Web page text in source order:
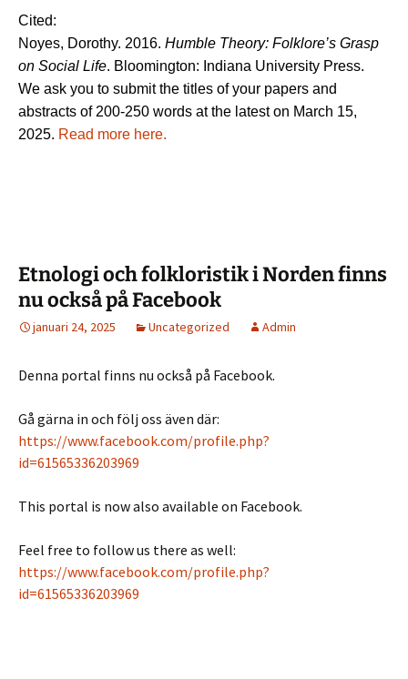
Cited:
Noyes, Dorothy. 2016. Humble Theory: Folklore’s Grasp
on Social Life. Bloomington: Indiana University Press.
We ask you to submit the titles of your papers and
abstracts of 200-250 words at the latest on March 15,
2025. Read more here.
Etnologi och folkloristik i Norden finns
nu också på Facebook
januari 24, 2025 Uncategorized Admin
Denna portal finns nu också på Facebook.
Gå gärna in och följ oss även där:
https://www.facebook.com/profile.php?
id=61565336203969
This portal is now also available on Facebook.
Feel free to follow us there as well:
https://www.facebook.com/profile.php?
id=61565336203969